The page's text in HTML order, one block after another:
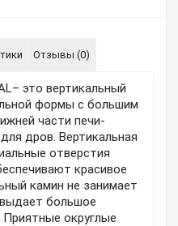
Отзывы (0)
это вертикальный
формы с большим
части печи-
дров. Вертикальная
отверстия
красивое
камин не занимает
большое
Приятные округлые